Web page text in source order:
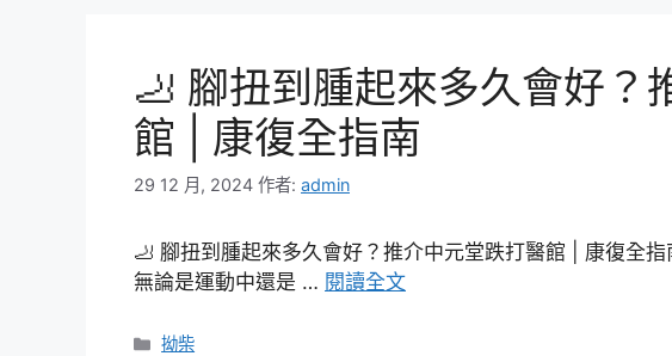
🦶 腳扭到腫起來多久會好？
館 | 康復全指南
29 12 月, 2024 作者: admin
🦶 腳扭到腫起來多久會好？推介中元堂跌打醫館 | 康復全
無論是運動中還是 … 閱讀全文
分
拗柴